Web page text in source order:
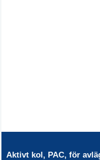
Aktivt kol, PAC, för